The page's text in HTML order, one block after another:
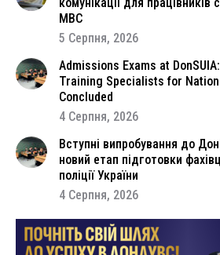
комунікації для працівників
МВС
5 Серпня, 2026
Admissions Exams at
Training Specialists for
Concluded
4 Серпня, 2026
Вступні випробування до
новий етап підготовки
поліції України
4 Серпня, 2026